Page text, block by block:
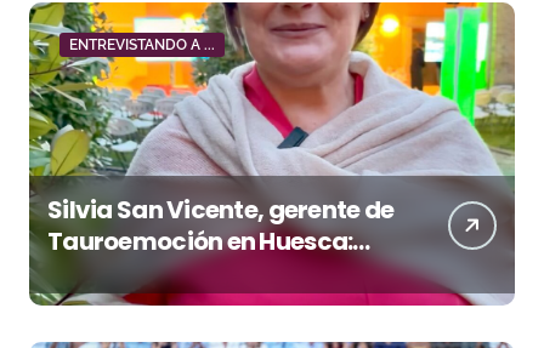
ENTREVISTANDO A ...
Silvia San Vicente, gerente de
Tauroemoción en Huesca:
«Todas las figuras del toreo
quieren venir a esta feria»